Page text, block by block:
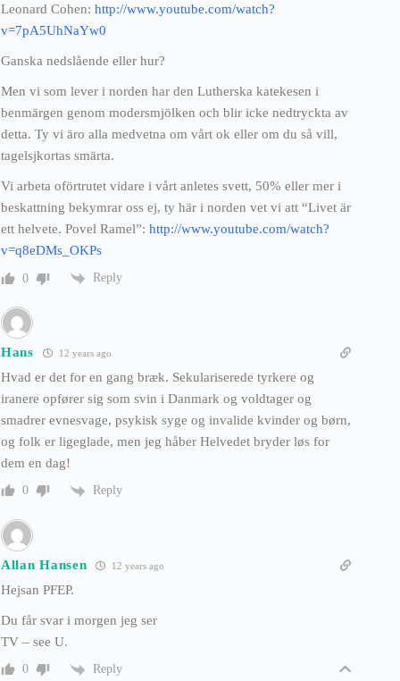
Leonard Cohen: http://www.youtube.com/watch?
v=7pA5UhNaYw0
Ganska nedslående eller hur?
Men vi som lever i norden har den Lutherska katekesen i
benmärgen genom modersmjölken och blir icke nedtryckta av
detta. Ty vi äro alla medvetna om vårt ok eller om du så vill,
tagelsjkortas smärta.
Vi arbeta oförtrutet vidare i vårt anletes svett, 50% eller mer i
beskattning bekymrar oss ej, ty här i norden vet vi att “Livet är
ett helvete. Povel Ramel”: http://www.youtube.com/watch?
v=q8eDMs_OKPs
0 Reply
Hans 12 years ago
Hvad er det for en gang bræk. Sekulariserede tyrkere og
iranere opfører sig som svin i Danmark og voldtager og
smadrer evnesvage, psykisk syge og invalide kvinder og børn,
og folk er ligeglade, men jeg håber Helvedet bryder løs for
dem en dag!
0 Reply
Allan Hansen 12 years ago
Hejsan PFEP.
Du får svar i morgen jeg ser
TV – see U.
0 Reply